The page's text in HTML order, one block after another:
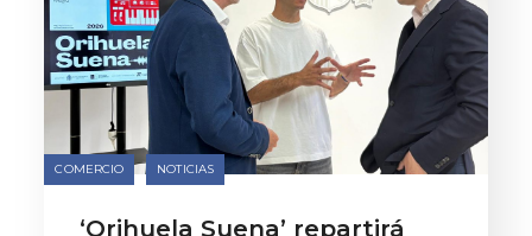
COMERCIO NOTICIAS
‘Orihuela Suena’ repartirá